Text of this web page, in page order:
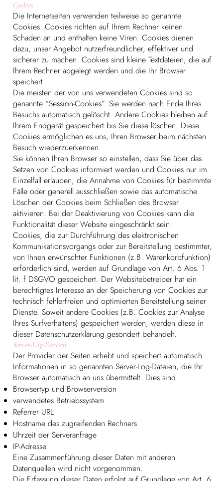
Cookies
Die Internetseiten verwenden teilweise so genannte
Cookies. Cookies richten auf Ihrem Rechner keinen
Schaden an und enthalten keine Viren. Cookies dienen
dazu, unser Angebot nutzerfreundlicher, effektiver und
sicherer zu machen. Cookies sind kleine Textdateien, die auf
Ihrem Rechner abgelegt werden und die Ihr Browser
speichert.
Die meisten der von uns verwendeten Cookies sind so
genannte “Session-Cookies”. Sie werden nach Ende Ihres
Besuchs automatisch gelöscht. Andere Cookies bleiben auf
Ihrem Endgerät gespeichert bis Sie diese löschen. Diese
Cookies ermöglichen es uns, Ihren Browser beim nächsten
Besuch wiederzuerkennen.
Sie können Ihren Browser so einstellen, dass Sie über das
Setzen von Cookies informiert werden und Cookies nur im
Einzelfall erlauben, die Annahme von Cookies für bestimmte
Fälle oder generell ausschließen sowie das automatische
Löschen der Cookies beim Schließen des Browser
aktivieren. Bei der Deaktivierung von Cookies kann die
Funktionalität dieser Website eingeschränkt sein.
Cookies, die zur Durchführung des elektronischen
Kommunikationsvorgangs oder zur Bereitstellung bestimmter,
von Ihnen erwünschter Funktionen (z.B. Warenkorbfunktion)
erforderlich sind, werden auf Grundlage von Art. 6 Abs. 1
lit. f DSGVO gespeichert. Der Websitebetreiber hat ein
berechtigtes Interesse an der Speicherung von Cookies zur
technisch fehlerfreien und optimierten Bereitstellung seiner
Dienste. Soweit andere Cookies (z.B. Cookies zur Analyse
Ihres Surfverhaltens) gespeichert werden, werden diese in
dieser Datenschutzerklärung gesondert behandelt.
Server-Log-Dateien
Der Provider der Seiten erhebt und speichert automatisch
Informationen in so genannten Server-Log-Dateien, die Ihr
Browser automatisch an uns übermittelt. Dies sind:
Browsertyp und Browserversion
verwendetes Betriebssystem
Referrer URL
Hostname des zugreifenden Rechners
Uhrzeit der Serveranfrage
IP-Adresse
Eine Zusammenführung dieser Daten mit anderen
Datenquellen wird nicht vorgenommen.